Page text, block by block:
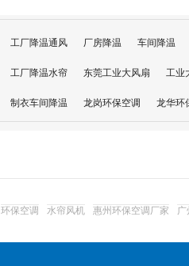
工厂降温通风 厂房降温 车间降温
工厂降温水帘 东莞工业大风扇 工业
制衣车间降温 龙岗环保空调 龙华环
环保空调 水帘风机 惠州环保空调厂家 广